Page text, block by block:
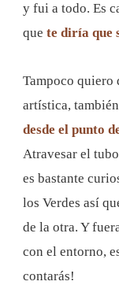
y fui a todo. Es
que te diría que
Tampoco quiero
artística,
desde el punto
Atravesar el
es bastante
los Verdes así
de la otra. Y
con el entorno,
contarás!